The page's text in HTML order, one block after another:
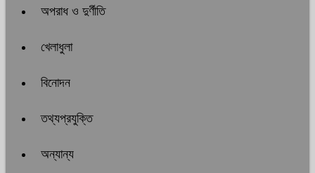
অপরাধ ও দুর্ণীতি
খেলাধুলা
বিনোদন
তথ্যপ্রযুক্তি
অন্যান্য